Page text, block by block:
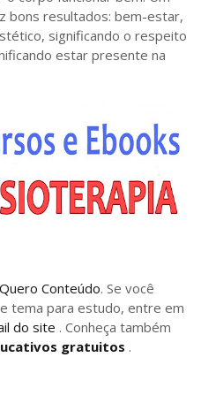
bons resultados: bem-estar,
significando o respeito
estar presente na
Quero Conteúdo. Se você
tema para estudo, entre em
do site . Conheça também
gratuitos .